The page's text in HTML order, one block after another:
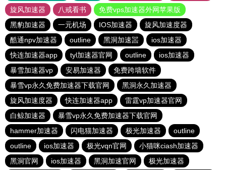
旋风加速器
八戒看书
免费vps加速器外网苹果版
黑豹加速器
一元机场 IOS加速器
旋风加速度器
酷通npv加速器
outline 黑洞加速噐
ios加速器
快连加速器app
tyl加速器官网 outline
ios加速器
暴雪加速器vp
安易加速器
免费跨墙软件
暴雪vp永久免费加速器下载官网
黑洞永久加速器
旋风加速度器
快连加速器app
雷霆vp加速器官网
白鲸加速器
暴雪vp永久免费加速器下载官网
hammer加速器
闪电猫加速器 极光加速器
outline
outline
ios加速器 极光vqn官网
小猫咪ciash加速器
黑洞官网
ios加速器 黑洞加速官网 极光加速器